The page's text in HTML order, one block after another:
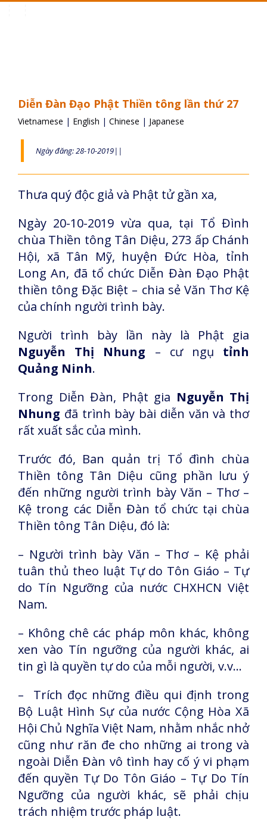
Diễn Đàn Đạo Phật Thiền tông lần thứ 27
Vietnamese | English | Chinese | Japanese
Ngày đăng: 28-10-2019||
Thưa quý độc giả và Phật tử gần xa,
Ngày 20-10-2019 vừa qua, tại Tổ Đình
chùa Thiền tông Tân Diệu, 273 ấp Chánh
Hội, xã Tân Mỹ, huyện Đức Hòa, tỉnh
Long An, đã tổ chức Diễn Đàn Đạo Phật
thiền tông Đặc Biệt – chia sẻ Văn Thơ Kệ
của chính người trình bày.
Người trình bày lần này là Phật gia
Nguyễn Thị Nhung – cư ngụ tỉnh
Quảng Ninh.
Trong Diễn Đàn, Phật gia Nguyễn Thị
Nhung đã trình bày bài diễn văn và thơ
rất xuất sắc của mình.
Trước đó, Ban quản trị Tổ đình chùa
Thiền tông Tân Diệu cũng phần lưu ý
đến những người trình bày Văn – Thơ –
Kệ trong các Diễn Đàn tổ chức tại chùa
Thiền tông Tân Diệu, đó là:
– Người trình bày Văn – Thơ – Kệ phải
tuân thủ theo luật Tự do Tôn Giáo – Tự
do Tín Ngưỡng của nước CHXHCN Việt
Nam.
– Không chê các pháp môn khác, không
xen vào Tín ngưỡng của người khác, ai
tin gì là quyền tự do của mỗi người, v.v…
– Trích đọc những điều qui định trong
Bộ Luật Hình Sự của nước Cộng Hòa Xã
Hội Chủ Nghĩa Việt Nam, nhằm nhắc nhở
cũng như răn đe cho những ai trong và
ngoài Diễn Đàn vô tình hay cố ý vi phạm
đến quyền Tự Do Tôn Giáo – Tự Do Tín
Ngưỡng của người khác, sẽ phải chịu
trách nhiệm trước pháp luật.